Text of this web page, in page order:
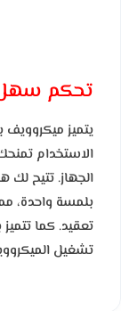
تحكم
يتميز
الاستخدام
الجهاز. تتيح لك
بلمسة واحدة،
تعقيد. كما
تشغيل